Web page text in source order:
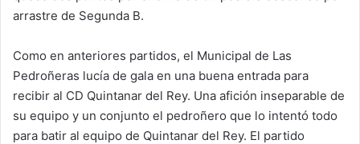
arrastre de Segunda B.
Como en anteriores partidos, el Municipal de Las
Pedroñeras lucía de gala en una buena entrada para
recibir al CD Quintanar del Rey. Una afición inseparable de
su equipo y un conjunto el pedroñero que lo intentó todo
para batir al equipo de Quintanar del Rey. El partido